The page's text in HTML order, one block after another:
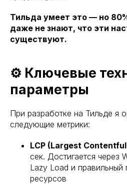
Тильда умеет это — но
даже не знают, что эти
существуют.
⚙️ Ключевые
параметры
При разработке на Тильде я
следующие метрики:
LCP (Largest
сек. Достигается через
Lazy Load и правильный
ресурсов